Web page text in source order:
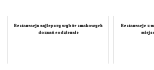
Restauracja najlepszy wybór smakowych
doznań codziennie
Restauracje z